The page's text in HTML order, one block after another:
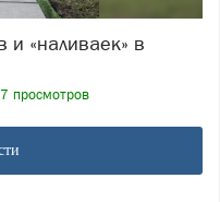
просмотров